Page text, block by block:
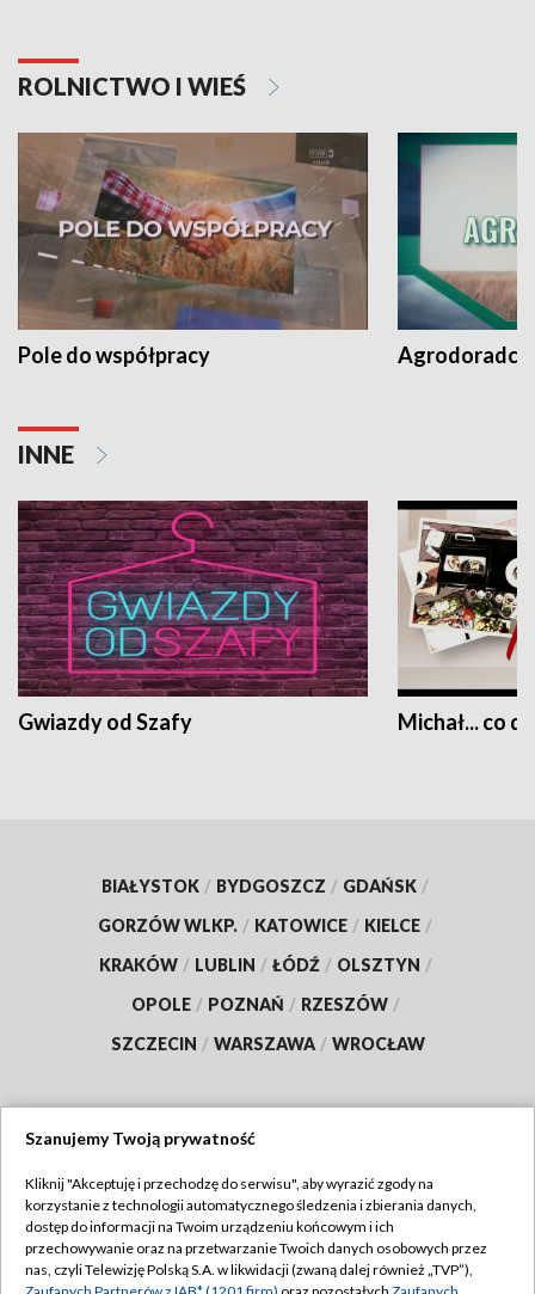
ROLNICTWO I WIEŚ
Pole do współpracy Agrodoradcy
INNE
Gwiazdy od Szafy Michał... co
BIAŁYSTOK / BYDGOSZCZ / GDAŃSK /
GORZÓW WLKP. / KATOWICE / KIELCE /
KRAKÓW / LUBLIN / ŁÓDŹ / OLSZTYN /
OPOLE / POZNAŃ / RZESZÓW /
SZCZECIN / WARSZAWA / WROCŁAW
TVP
Abonament TVP
Emisja w TVP
Regulamin TVP
Szanujemy Twoją prywatność
Kliknij "Akceptuję i przechodzę do serwisu", aby wyrazić zgody na
korzystanie z technologii automatycznego śledzenia i zbierania danych,
dostęp do informacji na Twoim urządzeniu końcowym i ich
przechowywanie oraz na przetwarzanie Twoich danych osobowych przez
nas, czyli Telewizję Polską S.A. w likwidacji (zwaną dalej również „TVP”),